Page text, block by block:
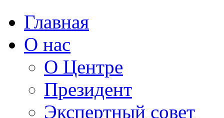
Главная
О нас
О Центре
Президент
Экспертный совет